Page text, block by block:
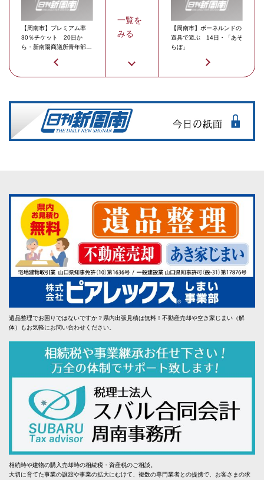
【周南市】プレミアム率
30％チケット 20日か
ら・新南陽商議所青年部が
一覧を
みる
【周南市】ボーネルンドの
遊具で遊ぶ 14日・「あそ
らぼ」
遺品整理でお困りではないですか？県内出張見積は無料！不動産売却や空き家じまい（解
体）もお気軽にお問い合わせください。
相続時や建物の購入売却時の相続税・資産税のご相談。
大切に育てた事業の譲渡や事業の拡大にむけて、複数の専門業者との提携で、お客さまの求